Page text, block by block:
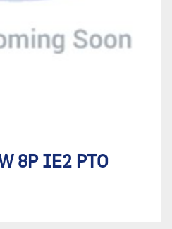
8P IE2 PTO